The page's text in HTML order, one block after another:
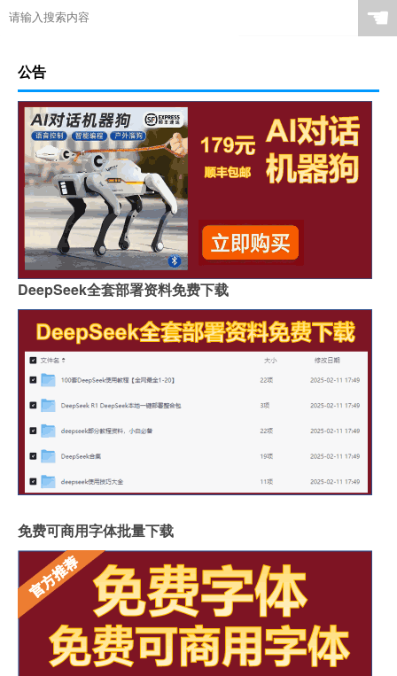
☚
公告
DeepSeek全套部署资料免费下载
免费可商用字体批量下载